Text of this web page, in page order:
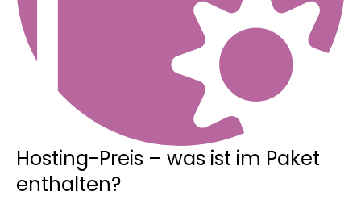
Hosting-Preis – was ist im Paket
enthalten?